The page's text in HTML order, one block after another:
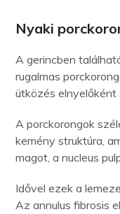
Nyaki
A gerincben
rugalmas
ütközés elnyelőként
A porckorongok
kemény struktúra,
magot, a nucleus
Idővel ezek a
Az annulus fibrosis